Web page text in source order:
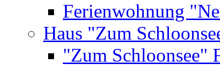
Ferienwohnung
Haus "Zum
"Zum Schloonsee"